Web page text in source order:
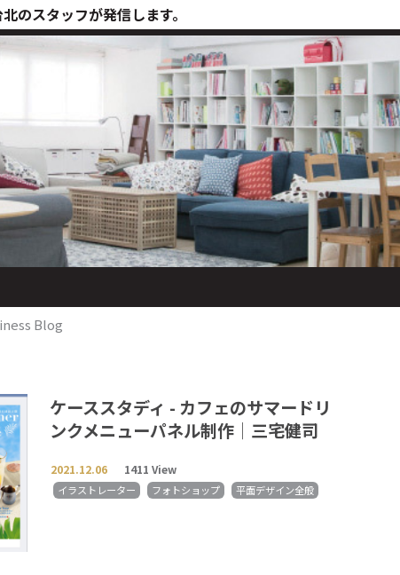
のスタッフが発信します。
Blog
ケーススタディ - カフェのサマードリ
ンクメニューパネル制作│三宅健司
2021.12.06 1411 View
イラストレーター フォトショップ 平面デザイン全般